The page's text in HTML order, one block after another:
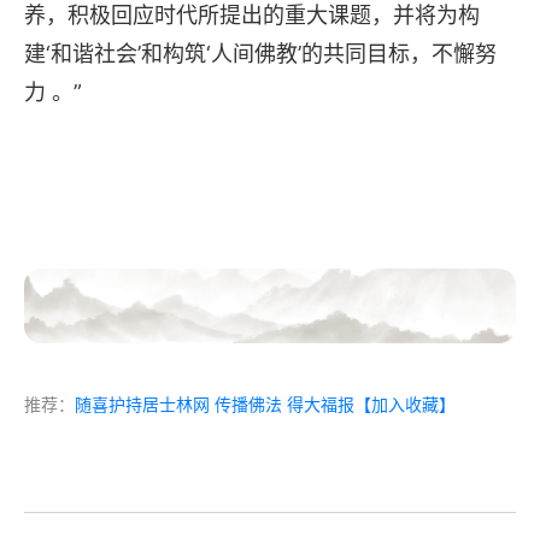
养，积极回应时代所提出的重大课题，并将为构
建‘和谐社会’和构筑‘人间佛教’的共同目标，不懈努
力 。”
推荐： 随喜护持居士林网 传播佛法 得大福报 【加入收藏】